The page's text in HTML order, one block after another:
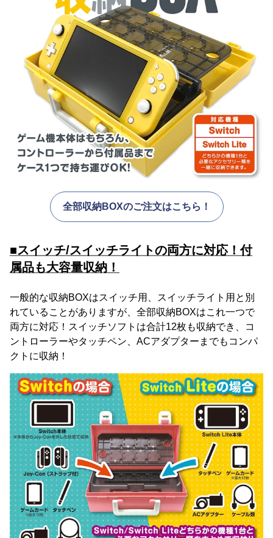
全部収納BOXのご注文はこちら！
■スイッチ/スイッチライトの両方に対応！付
属品も大容量収納！
一般的な収納BOXはスイッチ用、スイッチライト用と別
れていることがありますが、全部収納BOXはこれ一つで
両方に対応！スイッチソフトは合計12枚も収納でき、コ
ントローラーやタッチペン、ACアダプターまでもコンパ
クトに収納！